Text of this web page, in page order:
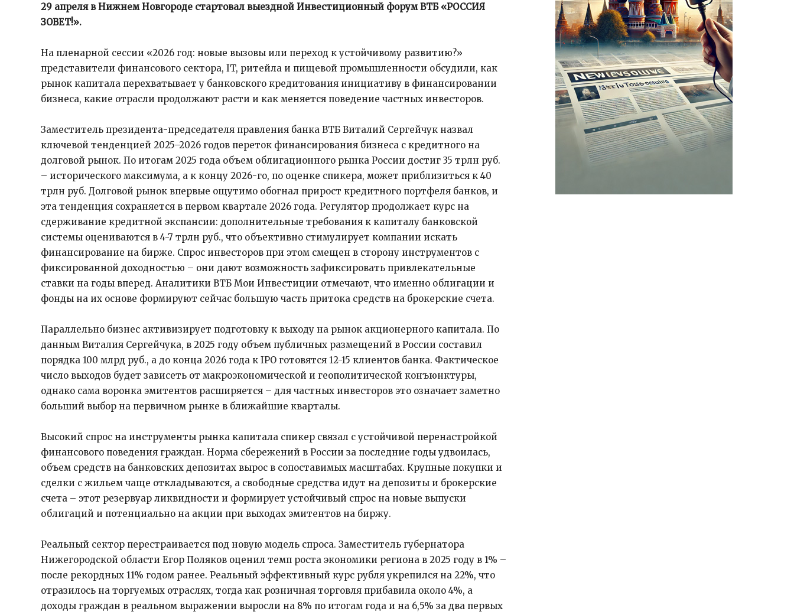
29 апреля в Нижнем Новгороде стартовал выездной Инвестиционный форум ВТБ «РОССИЯ
ЗОВЕТ!».
На пленарной сессии «2026 год: новые вызовы или переход к устойчивому развитию?»
представители финансового сектора, IT, ритейла и пищевой промышленности обсудили, как
рынок капитала перехватывает у банковского кредитования инициативу в финансировании
бизнеса, какие отрасли продолжают расти и как меняется поведение частных инвесторов.
Заместитель президента-председателя правления банка ВТБ Виталий Сергейчук назвал
ключевой тенденцией 2025–2026 годов переток финансирования бизнеса с кредитного на
долговой рынок. По итогам 2025 года объем облигационного рынка России достиг 35 трлн руб.
– исторического максимума, а к концу 2026-го, по оценке спикера, может приблизиться к 40
трлн руб. Долговой рынок впервые ощутимо обогнал прирост кредитного портфеля банков, и
эта тенденция сохраняется в первом квартале 2026 года. Регулятор продолжает курс на
сдерживание кредитной экспансии: дополнительные требования к капиталу банковской
системы оцениваются в 4-7 трлн руб., что объективно стимулирует компании искать
финансирование на бирже. Спрос инвесторов при этом смещен в сторону инструментов с
фиксированной доходностью – они дают возможность зафиксировать привлекательные
ставки на годы вперед. Аналитики ВТБ Мои Инвестиции отмечают, что именно облигации и
фонды на их основе формируют сейчас большую часть притока средств на брокерские счета.
Параллельно бизнес активизирует подготовку к выходу на рынок акционерного капитала. По
данным Виталия Сергейчука, в 2025 году объем публичных размещений в России составил
порядка 100 млрд руб., а до конца 2026 года к IPO готовятся 12-15 клиентов банка. Фактическое
число выходов будет зависеть от макроэкономической и геополитической конъюнктуры,
однако сама воронка эмитентов расширяется – для частных инвесторов это означает заметно
больший выбор на первичном рынке в ближайшие кварталы.
Высокий спрос на инструменты рынка капитала спикер связал с устойчивой перенастройкой
финансового поведения граждан. Норма сбережений в России за последние годы удвоилась,
объем средств на банковских депозитах вырос в сопоставимых масштабах. Крупные покупки и
сделки с жильем чаще откладываются, а свободные средства идут на депозиты и брокерские
счета – этот резервуар ликвидности и формирует устойчивый спрос на новые выпуски
облигаций и потенциально на акции при выходах эмитентов на биржу.
Реальный сектор перестраивается под новую модель спроса. Заместитель губернатора
Нижегородской области Егор Поляков оценил темп роста экономики региона в 2025 году в 1% –
после рекордных 11% годом ранее. Реальный эффективный курс рубля укрепился на 22%, что
отразилось на торгуемых отраслях, тогда как розничная торговля прибавила около 4%, а
доходы граждан в реальном выражении выросли на 8% по итогам года и на 6,5% за два первых